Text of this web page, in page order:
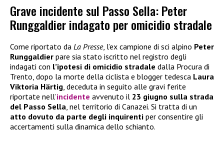
Grave incidente sul Passo Sella: Peter
Runggaldier indagato per omicidio stradale
Come riportato da La Presse, l’ex campione di sci alpino Peter
Runggaldier pare sia stato iscritto nel registro degli
indagati con l’ipotesi di omicidio stradale dalla Procura di
Trento, dopo la morte della ciclista e blogger tedesca Laura
Viktoria Härtig, deceduta in seguito alle gravi ferite
riportate nell’incidente avvenuto il 23 giugno sulla strada
del Passo Sella, nel territorio di Canazei. Si tratta di un
atto dovuto da parte degli inquirenti per consentire gli
accertamenti sulla dinamica dello schianto.